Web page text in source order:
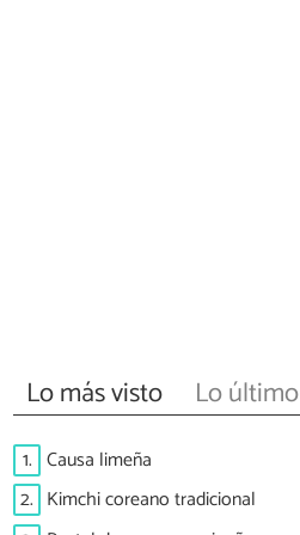
Lo más visto Lo último
1. Causa limeña
2. Kimchi coreano tradicional